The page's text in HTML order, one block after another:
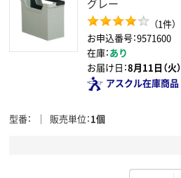
グレー
（1件）
お申込番号：9571600
在庫：あり
お届け日：8月11日（火）
アスクル在庫商品
型番 販売単位 1個